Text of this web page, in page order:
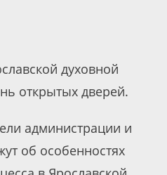
духовной
открытых дверей.
администрации и
об особенностях